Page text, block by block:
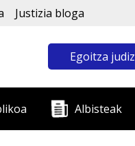
Justizia bloga
Egoitza
Albisteak